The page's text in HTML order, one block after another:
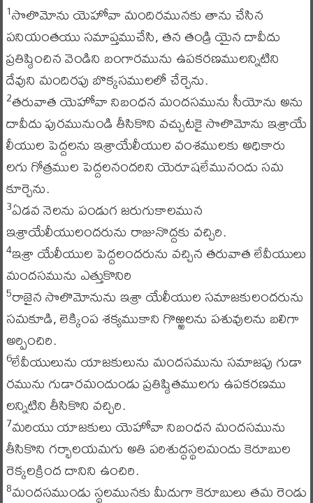
1సొలొమోను యెహోవా మందిరమునకు తాను చేసిన
పనియంతయు సమాప్తముచేసి, తన తండ్రి యైన దావీదు
ప్రతిష్ఠించిన వెండిని బంగారమును ఉపకరణములన్నిటిని
దేవుని మందిరపు బొక్కసములలో చేర్చెను.
2తరువాత యెహోవా నిబంధన మందసమును సీయోను అను
దావీదు పురమునుండి తీసికొని వచ్చుటకై సొలొమోను ఇశ్రాయే
లీయుల పెద్దలను ఇశ్రాయేలీయుల వంశములకు అధికారు
లగు గోత్రముల పెద్దలనందరిని యెరూషలేమునందు సమ
కూర్చెను.
3ఏడవ నెలను పండుగ జరుగుకాలమున
ఇశ్రాయేలీయులందరును రాజునొద్దకు వచ్చిరి.
4ఇశ్రా యేలీయుల పెద్దలందరును వచ్చిన తరువాత లేవీయులు
మందసమును ఎత్తుకొనిరి
5రాజైన సొలొమోనును ఇశ్రా యేలీయుల సమాజకులందరును
సమకూడి, లెక్కింప శక్యముకాని గొఱ్ఱలను పశువులను బలిగా
అర్పించిరి.
6లేవీయులును యాజకులును మందసమును సమాజపు గుడా
రమును గుడారమందుండు ప్రతిష్ఠితములగు ఉపకరణము
లన్నిటిని తీసికొని వచ్చిరి.
7మరియు యాజకులు యెహోవా నిబంధన మందసమును
తీసికొని గర్భాలయమగు అతి పరిశుద్ధస్థలమందు కెరూబుల
రెక్కలక్రింద దానిని ఉంచిరి.
8మందసముండు స్థలమునకు మీదుగా కెరూబులు తమ రెండు